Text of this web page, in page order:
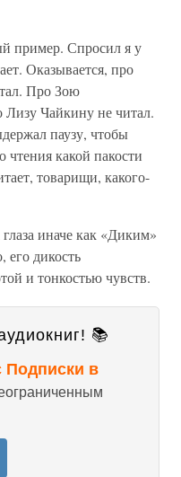
пример. Спросил я у
Оказывается, про
Про Зою
Чайкину не читал.
паузу, чтобы
чтения какой пакости
товарищи, какого-
иначе как «Диким»
его дикость
и тонкостью чувств.
📚
Подписки в